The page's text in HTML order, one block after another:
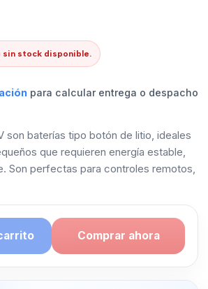
sin stock disponible.
para calcular entrega o despacho
son baterías tipo botón de litio, ideales
que requieren energía estable,
Son perfectas para controles remotos,
Comprar ahora